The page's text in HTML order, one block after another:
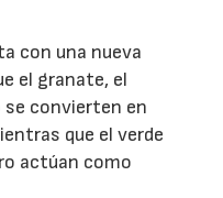
con una nueva
el granate, el
convierten en
que el verde
actúan como